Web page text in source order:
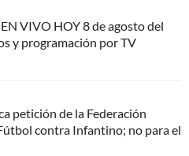
VIVO HOY 8 de agosto del
y programación por TV
petición de la Federación
contra Infantino; no para el